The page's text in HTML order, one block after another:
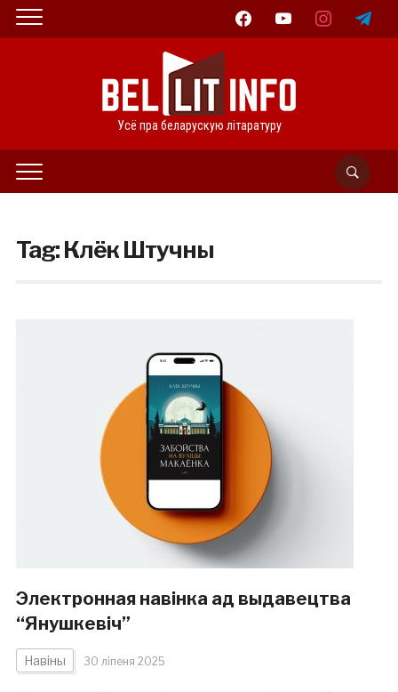
facebookyoutube instagramtelegram
Усё пра беларускую літаратуру
Tag:Клёк Штучны
Электронная навінка ад выдавецтва
“Янушкевіч”
Навіны 30 ліпеня 2025